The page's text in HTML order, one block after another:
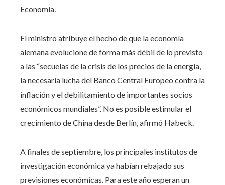
Economía.
El ministro atribuye el hecho de que la economía
alemana evolucione de forma más débil de lo previsto
a las “secuelas de la crisis de los precios de la energía,
la necesaria lucha del Banco Central Europeo contra la
inflación y el debilitamiento de importantes socios
económicos mundiales”. No es posible estimular el
crecimiento de China desde Berlín, afirmó Habeck.
A finales de septiembre, los principales institutos de
investigación económica ya habían rebajado sus
previsiones económicas. Para este año esperan un